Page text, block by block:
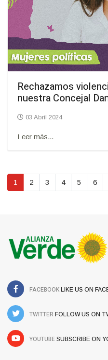
Rechazamos
nuestra Concejal
03 Abril 2024
Leer más...
1 2 3 4 5 6
FACEBOOK LIKE US ON
TWITTER FOLLOW US ON
YOUTUBE SUBSCRIBE ON